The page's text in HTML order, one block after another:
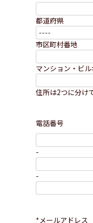
都道府県
市区町村番地
マンション・ビル
住所は2つに分け
電話番号
-
-
*メールアドレス